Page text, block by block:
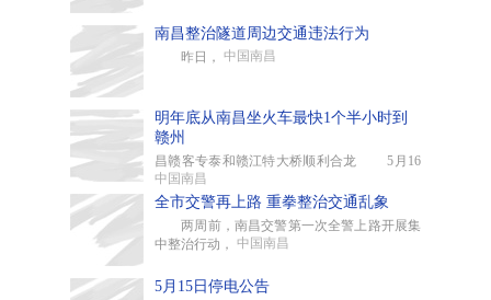
南昌整治隧道周边交通违法行为
昨日， 中国南昌
明年底从南昌坐火车最快1个半小时到
赣州
昌赣客专泰和赣江特大桥顺利合龙 5月16
中国南昌
全市交警再上路 重拳整治交通乱象
两周前，南昌交警第一次全警上路开展集
中整治行动， 中国南昌
5月15日停电公告